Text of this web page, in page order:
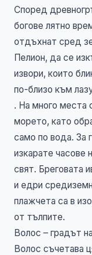
Според
богове лятно
отдъхнат сред
Пелион, да се
извори, които
по-близо към
. На много места
морето, като
само по вода. За
изкарате часове
свят. Бреговата
и едри
плажчета са в
от тълпите.
Волос – градът
Волос съчетава